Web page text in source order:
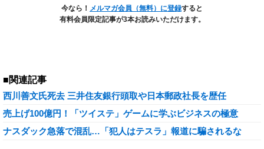
今なら！ メルマガ会員（無料）に登録すると
有料会員限定記事が3本お読みいただけます。
■関連記事
西川善文氏死去 三井住友銀行頭取や日本郵政社長を歴任
売上げ100億円！「ツイステ」ゲームに学ぶビジネスの極意
ナスダック急落で混乱…「犯人はテスラ」報道に騙されるな